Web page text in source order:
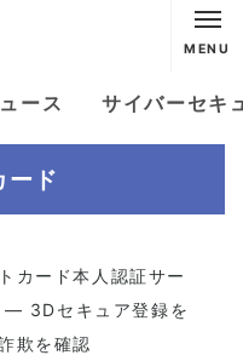
MENU
ース サイバーセキ
ード
カード本人認証サー
― 3Dセキュア登録を
欺を確認